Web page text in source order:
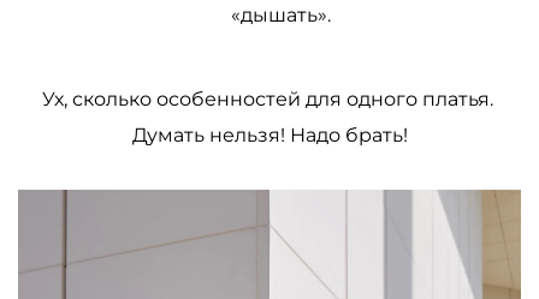
«дышать».
Ух, сколько особенностей для одного платья.
Думать нельзя! Надо брать!